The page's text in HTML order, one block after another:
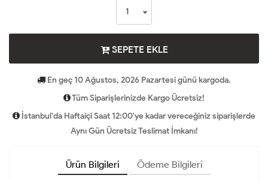
SEPETE EKLE
En geç 10 Ağustos, 2026 Pazartesi günü kargoda.
Tüm Siparişlerinizde Kargo Ücretsiz!
İstanbul'da Haftaiçi Saat 12:00'ye kadar vereceğiniz siparişlerde
Aynı Gün Ücretsiz Teslimat İmkanı!
Ürün Bilgileri Ödeme Bilgileri